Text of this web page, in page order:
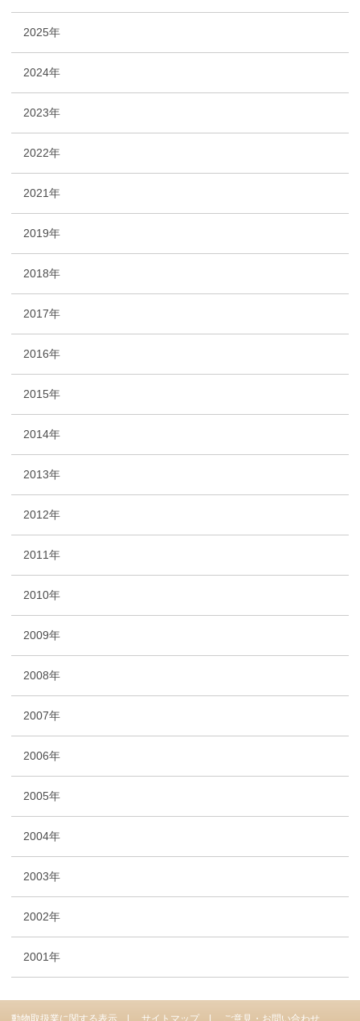
2025年
2024年
2023年
2022年
2021年
2019年
2018年
2017年
2016年
2015年
2014年
2013年
2012年
2011年
2010年
2009年
2008年
2007年
2006年
2005年
2004年
2003年
2002年
2001年